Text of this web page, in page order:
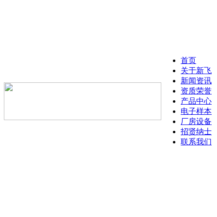
首页
关于新飞
新闻资讯
资质荣誉
产品中心
电子样本
厂房设备
招贤纳士
联系我们